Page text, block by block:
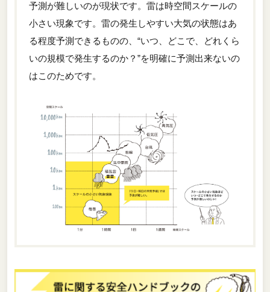
予測が難しいのが現状です。雷は時空間スケールの
小さい現象です。雷の発生しやすい大気の状態はあ
る程度予測できるものの、“いつ、どこで、どれくら
いの規模で発生するのか？”を明確に予測出来ないの
はこのためです。